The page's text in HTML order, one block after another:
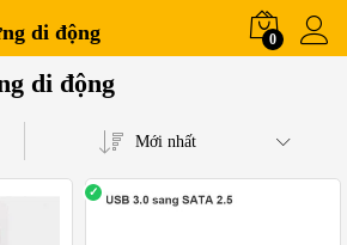
di động 0
di động
Mới nhất